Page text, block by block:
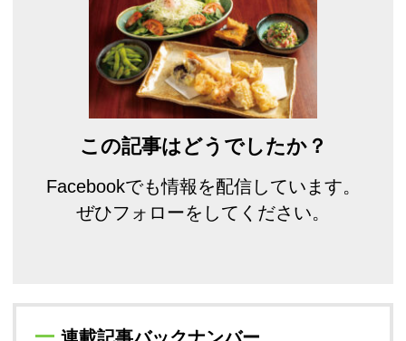
この記事はどうでしたか？
Facebookでも情報を配信しています。
ぜひフォローをしてください。